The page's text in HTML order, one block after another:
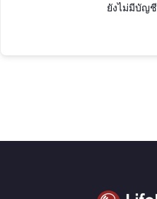
ยังไม่มีบัญ